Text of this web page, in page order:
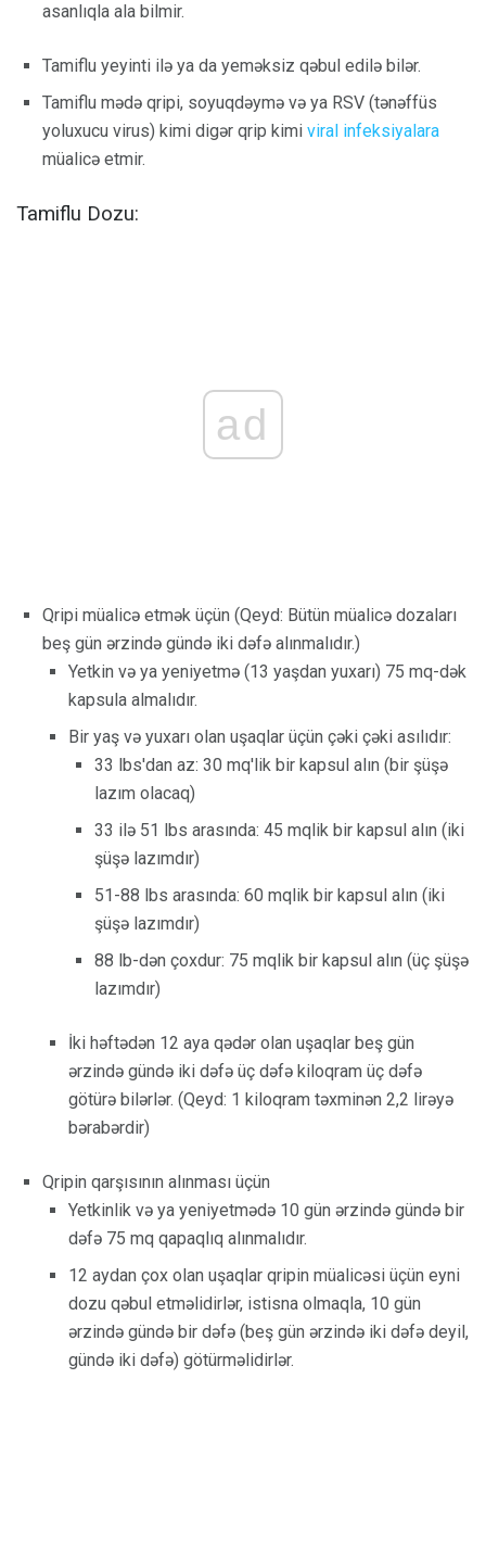
asanlıqla ala bilmir.
Tamiflu yeyinti ilə ya da yeməksiz qəbul edilə bilər.
Tamiflu mədə qripi, soyuqdəymə və ya RSV (tənəffüs
yoluxucu virus) kimi digər qrip kimi viral infeksiyalara
müalicə etmir.
Tamiflu Dozu:
ad
Qripi müalicə etmək üçün (Qeyd: Bütün müalicə dozaları
beş gün ərzində gündə iki dəfə alınmalıdır.)
Yetkin və ya yeniyetmə (13 yaşdan yuxarı) 75 mq-dək
kapsula almalıdır.
Bir yaş və yuxarı olan uşaqlar üçün çəki çəki asılıdır:
33 lbs'dan az: 30 mq'lik bir kapsul alın (bir şüşə
lazım olacaq)
33 ilə 51 lbs arasında: 45 mqlik bir kapsul alın (iki
şüşə lazımdır)
51-88 lbs arasında: 60 mqlik bir kapsul alın (iki
şüşə lazımdır)
88 lb-dən çoxdur: 75 mqlik bir kapsul alın (üç şüşə
lazımdır)
İki həftədən 12 aya qədər olan uşaqlar beş gün
ərzində gündə iki dəfə üç dəfə kiloqram üç dəfə
götürə bilərlər. (Qeyd: 1 kiloqram təxminən 2,2 lirəyə
bərabərdir)
Qripin qarşısının alınması üçün
Yetkinlik və ya yeniyetmədə 10 gün ərzində gündə bir
dəfə 75 mq qapaqlıq alınmalıdır.
12 aydan çox olan uşaqlar qripin müalicəsi üçün eyni
dozu qəbul etməlidirlər, istisna olmaqla, 10 gün
ərzində gündə bir dəfə (beş gün ərzində iki dəfə deyil,
gündə iki dəfə) götürməlidirlər.